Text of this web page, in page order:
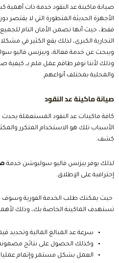
صيانة ماكينة عد النقود خدمة ذات أهمية
الأجهزة الحديثة المتطورة التي لا يقتصر
فقط، حيث أنها تضمن الأمان التام
التجارية الكبرى، لذلك يقع الكثير في
ويبحث عن خدمة فعالة، وبيزنس فاليو
وذلك لأننا نوفر طاقم عمل ملم بــ كيفية
والمحلية بمختلف أنواعهم.
صيانة ماكينة عد النقود
كافة ماكينات عد النقود المستعملة
الأسباب تلك هو الاستخدام المتكرر
كشف.
لذلك يوفر بيزنس فاليو سوليوشن خدمة
إحترافية على الإطلاق.
حيث يمكنك طلب الخدمة الفورية وسوف
تستهدف الماكينة الخاصة بك، وذلك
سرعة عد المبالغ المالية وتحديد
وكذلك الحصول على نتائج مضمونة ١٠٠% بدون أي
العمل بشكل مستمر وإتمام